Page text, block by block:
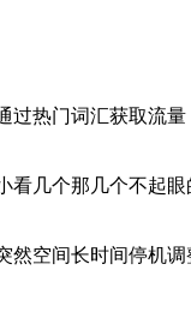
热门词汇获取流
几个那几个不起
空间长时间停机